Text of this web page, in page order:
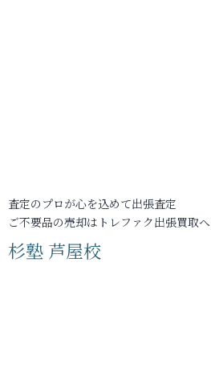
査定のプロが心を込めて出張査定
ご不要品の売却はトレファク出張買取へ
杉塾 芦屋校